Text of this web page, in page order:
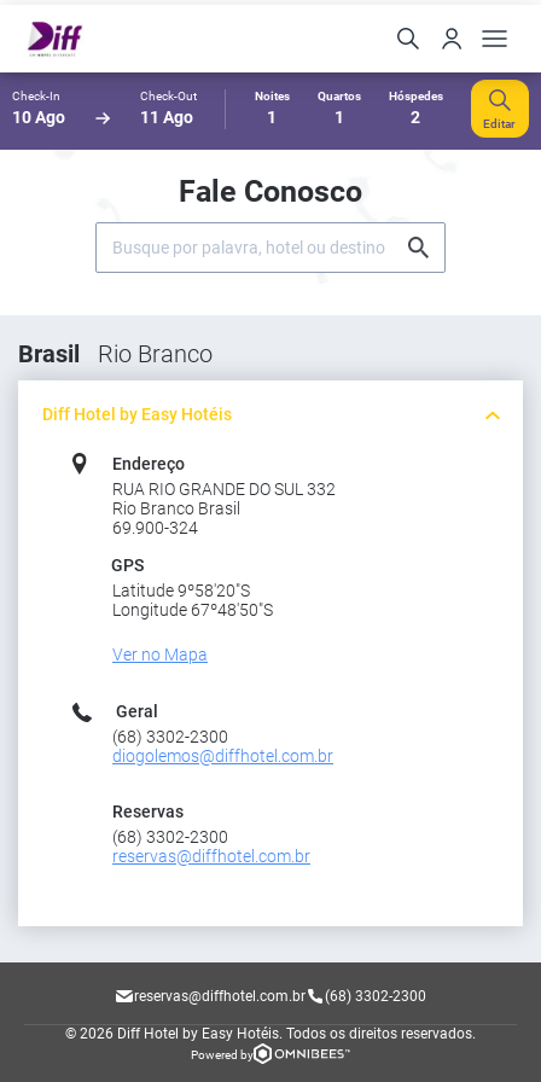
Check-In
10 Ago
Check-Out
11 Ago
Noites
1
Quartos
1
Hóspedes
2 Editar
Fale Conosco
Brasil Rio Branco
Diff Hotel by Easy Hotéis
Endereço
RUA RIO GRANDE DO SUL 332
Rio Branco Brasil
69.900-324
GPS
Latitude 9º58'20"S
Longitude 67º48'50"S
Ver no Mapa
Geral
(68) 3302-2300
diogolemos@diffhotel.com.br
Reservas
(68) 3302-2300
reservas@diffhotel.com.br
reservas@diffhotel.com.br (68) 3302-2300
© 2026 Diff Hotel by Easy Hotéis. Todos os direitos reservados.
Powered by